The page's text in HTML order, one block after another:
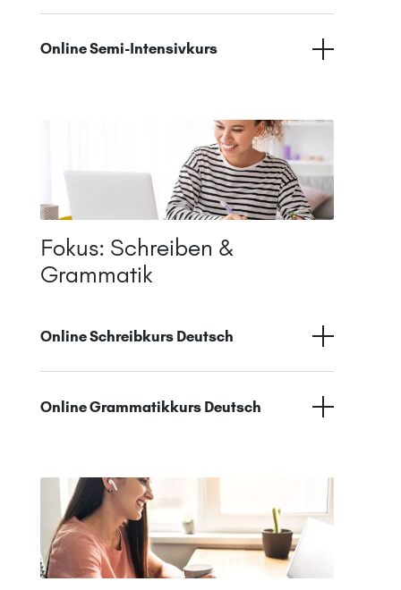
Online Semi-Intensivkurs
Fokus: Schreiben &
Grammatik
Online Schreibkurs Deutsch
Online Grammatikkurs Deutsch